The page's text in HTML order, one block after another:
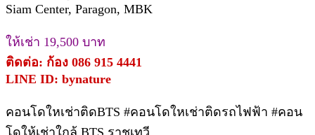
Siam Center, Paragon, MBK
ให้เช่า 19,500 บาท
ติดต่อ: ก้อง 086 915 4441
LINE ID: bynature
คอนโดใหเช่าติดBTS #คอนโดใหเช่าติดรถไฟฟ้า #คอน
โดให้เช่าใกล้ BTS ราชเทวี